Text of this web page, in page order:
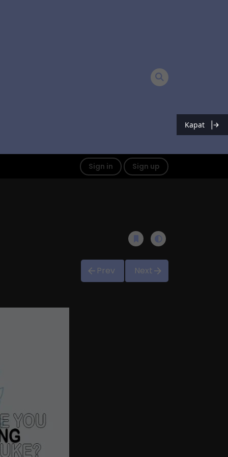
Sign in Sign up
Prev Next
Kapat